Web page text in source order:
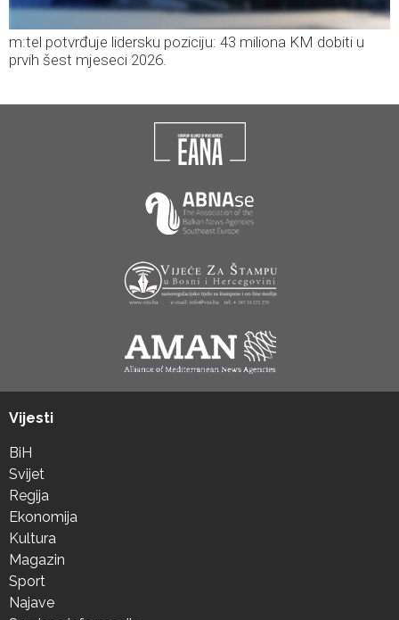
m:tel potvrđuje lidersku poziciju: 43 miliona KM dobiti u
prvih šest mjeseci 2026.
Vijesti
BiH
Svijet
Regija
Ekonomija
Kultura
Magazin
Sport
Najave